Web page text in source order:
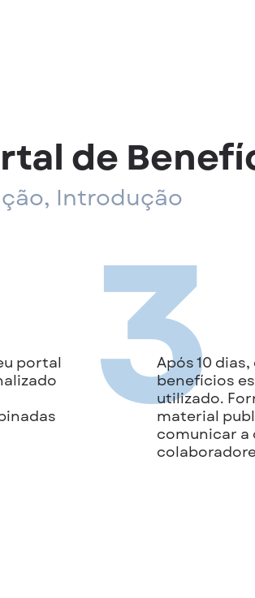
de
Introdução
portal
3
Após 10
benefícios
utilizado.
material
comunicar a